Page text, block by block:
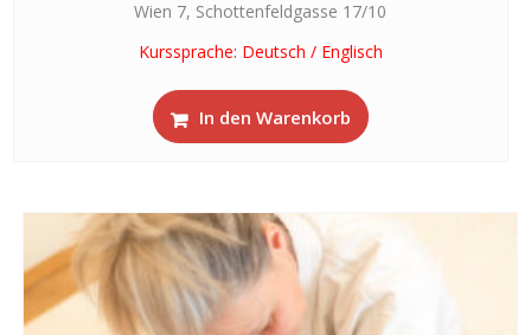
Wien 7, Schottenfeldgasse 17/10
Kurssprache: Deutsch / Englisch
In den Warenkorb